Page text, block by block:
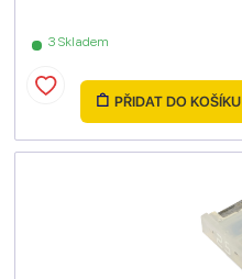
3 Skladem
PŘIDAT DO KOŠÍKU